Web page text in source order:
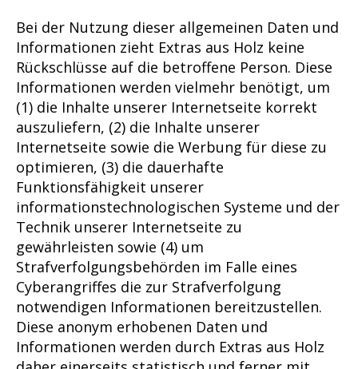
Bei der Nutzung dieser allgemeinen Daten und
Informationen zieht Extras aus Holz keine
Rückschlüsse auf die betroffene Person. Diese
Informationen werden vielmehr benötigt, um
(1) die Inhalte unserer Internetseite korrekt
auszuliefern, (2) die Inhalte unserer
Internetseite sowie die Werbung für diese zu
optimieren, (3) die dauerhafte
Funktionsfähigkeit unserer
informationstechnologischen Systeme und der
Technik unserer Internetseite zu
gewährleisten sowie (4) um
Strafverfolgungsbehörden im Falle eines
Cyberangriffes die zur Strafverfolgung
notwendigen Informationen bereitzustellen.
Diese anonym erhobenen Daten und
Informationen werden durch Extras aus Holz